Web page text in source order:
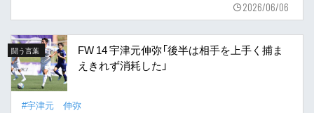
2026/06/06
闘う言葉
FW 14 宇津元伸弥「後半は相手を上手く捕ま
えきれず消耗した」
#宇津元 伸弥